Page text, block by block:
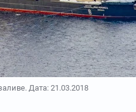
Дата: 21.03.2018